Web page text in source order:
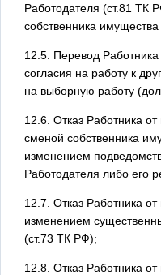
Работодателя (ст.81 ТК
собственника
12.5. Перевод
согласия на работу к
на выборную работу
12.6. Отказ Работника
сменой собственника
изменением
Работодателя либо его
12.7. Отказ Работника
изменением
(ст.73 ТК РФ);
12.8. Отказ Работника